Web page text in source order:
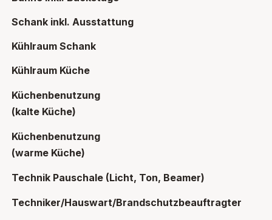
Schank inkl. Ausstattung
Kühlraum Schank
Kühlraum Küche
Küchenbenutzung
(kalte Küche)
Küchenbenutzung
(warme Küche)
Technik Pauschale (Licht, Ton, Beamer)
Techniker/Hauswart/Brandschutzbeauftragter